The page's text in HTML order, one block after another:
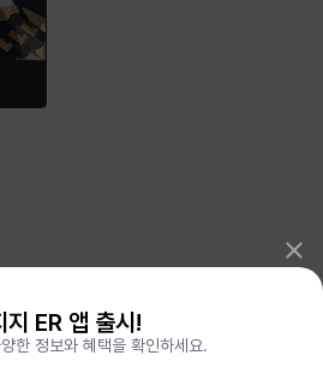
지PORO.GG
지지 LOLCHESS.GG
지 ER 앱 출시!
한 정보와 혜택을 확인하세요.